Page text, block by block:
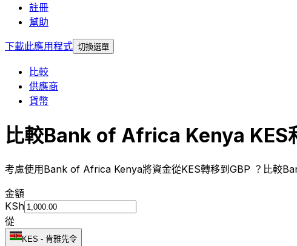
註冊
幫助
下載此應用程式 切換選單
比較
供應商
貨幣
比較Bank of Africa Kenya KES
考慮使用Bank of Africa Kenya將資金從KES轉移到GBP ？比較
金額
KSh
從
KES - 肯雅先令